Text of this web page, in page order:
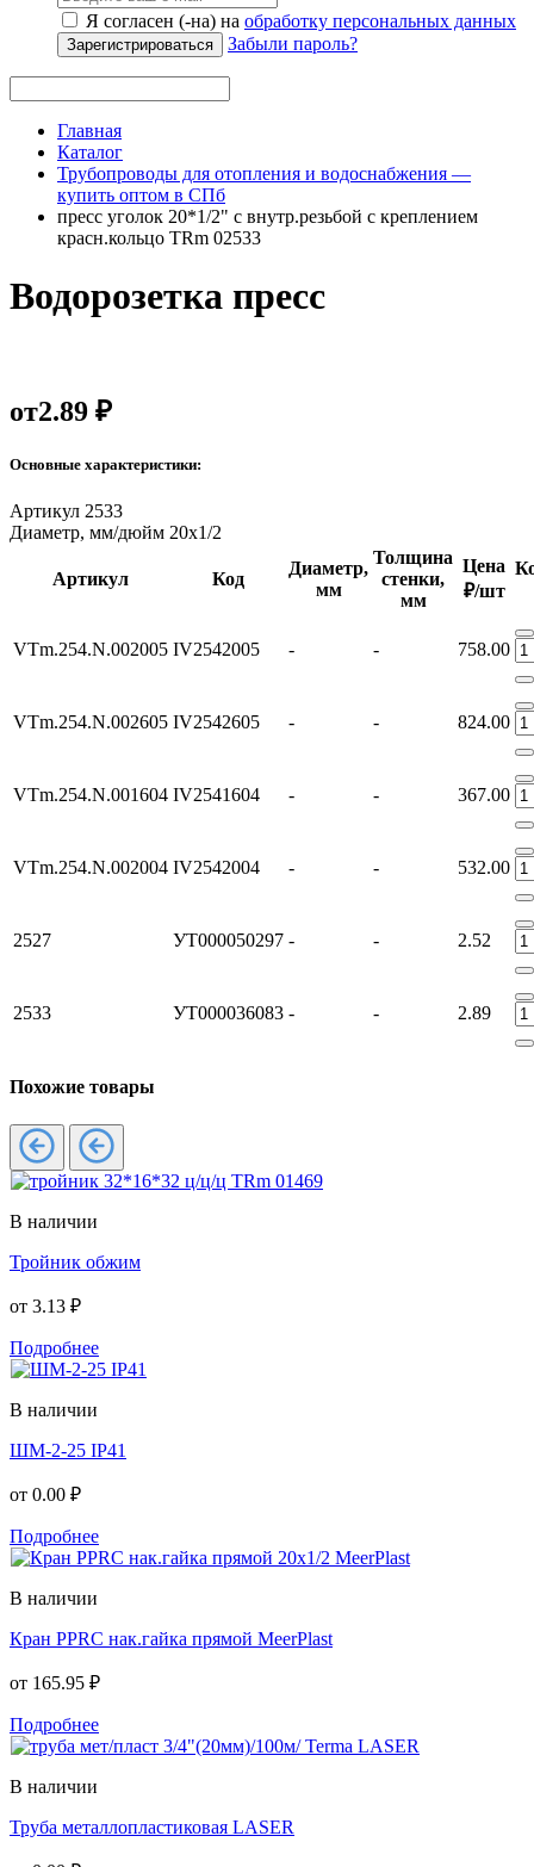
Я согласен (-на) на обработку персональных данных
Зарегистрироваться Забыли пароль?
Главная
Каталог
Трубопроводы для отопления и водоснабжения —
купить оптом в СПб
пресс уголок 20*1/2" с внутр.резьбой с креплением
красн.кольцо TRm 02533
Водорозетка пресс
от2.89 ₽
Основные характеристики:
Артикул 2533
Диаметр, мм/дюйм 20x1/2
Артикул Код
Диаметр,
мм
Толщина
стенки,
мм
Цена
₽/шт
VTm.254.N.002005 IV2542005 - - 758.00
VTm.254.N.002605 IV2542605 - - 824.00
VTm.254.N.001604 IV2541604 - - 367.00
VTm.254.N.002004 IV2542004 - - 532.00
2527 УТ000050297 - - 2.52
2533 УТ000036083 - - 2.89
Похожие товары
В наличии
Тройник обжим
от 3.13 ₽
Подробнее
В наличии
ШМ-2-25 IP41
от 0.00 ₽
Подробнее
В наличии
Кран PPRC нак.гайка прямой MeerPlast
от 165.95 ₽
Подробнее
В наличии
Труба металлопластиковая LASER